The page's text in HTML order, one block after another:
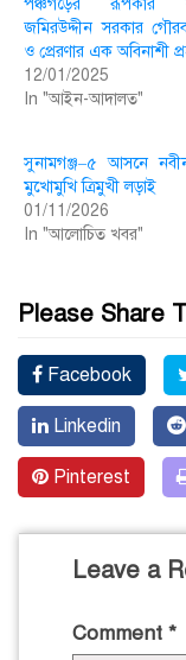
পঞ্চগড়ের রূপকার
জমিরউদ্দীন সরকার
ও প্রেরণার এক অবিনাশী
12/01/2025
In "আইন-আদালত"
সুনামগঞ্জ–৫ আসনে
মুখোমুখি ত্রিমুখী লড়াই
01/11/2026
In "আলোচিত খবর"
Please Share
Facebook
Linkedin
Pinterest
Leave a
Comment *